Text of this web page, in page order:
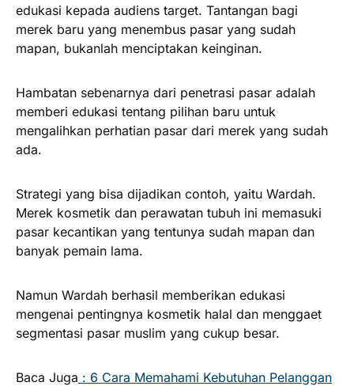
edukasi kepada audiens target. Tantangan bagi
merek baru yang menembus pasar yang sudah
mapan, bukanlah menciptakan keinginan.
Hambatan sebenarnya dari penetrasi pasar adalah
memberi edukasi tentang pilihan baru untuk
mengalihkan perhatian pasar dari merek yang sudah
ada.
Strategi yang bisa dijadikan contoh, yaitu Wardah.
Merek kosmetik dan perawatan tubuh ini memasuki
pasar kecantikan yang tentunya sudah mapan dan
banyak pemain lama.
Namun Wardah berhasil memberikan edukasi
mengenai pentingnya kosmetik halal dan menggaet
segmentasi pasar muslim yang cukup besar.
Baca Juga : 6 Cara Memahami Kebutuhan Pelanggan